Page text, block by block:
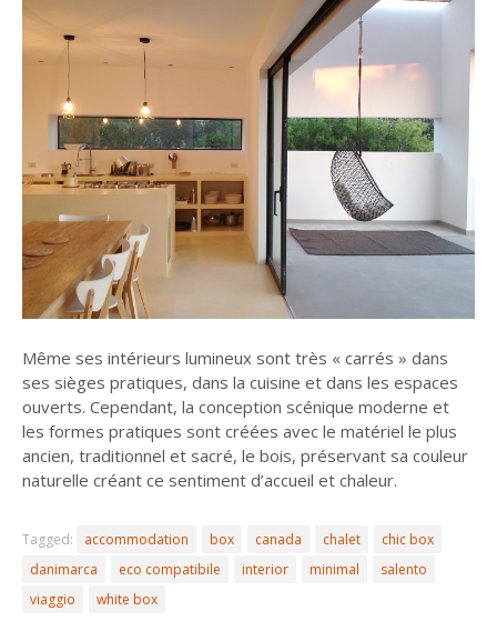
Même ses intérieurs lumineux sont très « carrés » dans
ses sièges pratiques, dans la cuisine et dans les espaces
ouverts. Cependant, la conception scénique moderne et
les formes pratiques sont créées avec le matériel le plus
ancien, traditionnel et sacré, le bois, préservant sa couleur
naturelle créant ce sentiment d’accueil et chaleur.
Tagged: accommodation box canada chalet
chic box
danimarca
eco compatibile interior minimal
salento
viaggio
white box